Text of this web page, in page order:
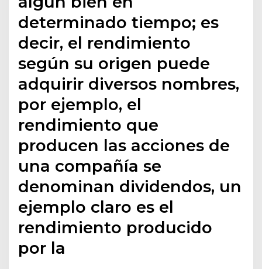
determinado tiempo; es
decir, el rendimiento
según su origen puede
adquirir diversos nombres,
por ejemplo, el
rendimiento que
producen las acciones de
una compañía se
denominan dividendos, un
ejemplo claro es el
rendimiento producido
por la